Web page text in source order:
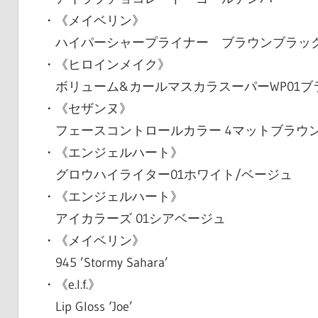
・《メイベリン》
ハイパーシャープライナー ブラウンブラッ
・《ヒロインメイク》
ボリューム&カールマスカラスーパーWP01ブ
・《セザンヌ》
フェースコントロールカラー 4マットブラウ
・《エンジェルハート》
グロウハイライター01ホワイト/ベージュ
・《エンジェルハート》
アイカラーズ 01シアベージュ
・《メイベリン》
945 ’Stormy Sahara’
・《e.l.f.》
Lip Gloss ‘Joe’